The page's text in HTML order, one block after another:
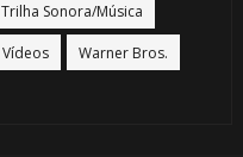
Trilha Sonora/Música
Vídeos Warner Bros.